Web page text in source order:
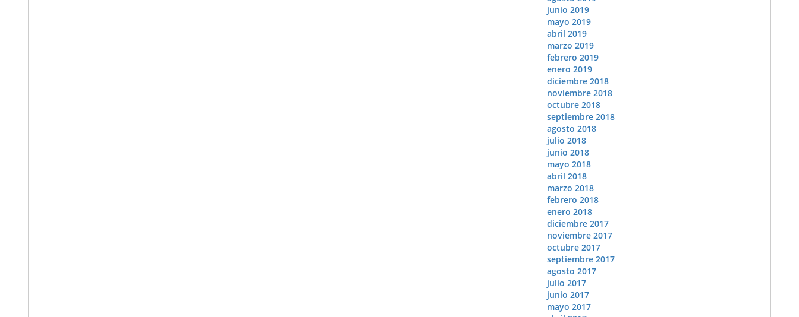
junio 2019
mayo 2019
abril 2019
marzo 2019
febrero 2019
enero 2019
diciembre 2018
noviembre 2018
octubre 2018
septiembre 2018
agosto 2018
julio 2018
junio 2018
mayo 2018
abril 2018
marzo 2018
febrero 2018
enero 2018
diciembre 2017
noviembre 2017
octubre 2017
septiembre 2017
agosto 2017
julio 2017
junio 2017
mayo 2017